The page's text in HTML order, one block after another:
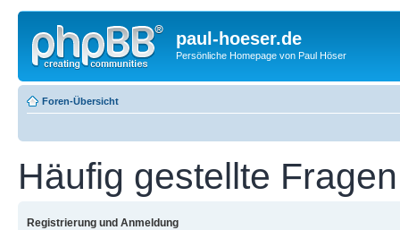
paul-hoeser.de
Persönliche Homepage von Paul Höser
Foren-Übersicht
Häufig gestellte Fragen
Registrierung und Anmeldung